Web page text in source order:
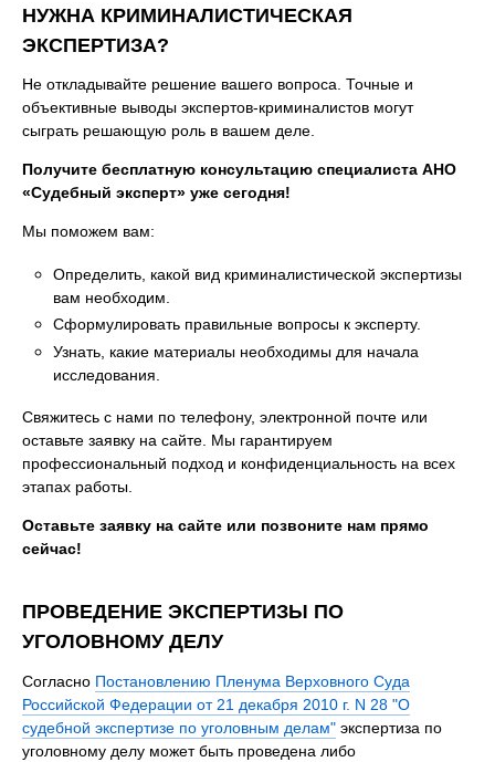
НУЖНА КРИМИНАЛИСТИЧЕСКАЯ
ЭКСПЕРТИЗА?
Не откладывайте решение вашего вопроса. Точные и
объективные выводы экспертов-криминалистов могут
сыграть решающую роль в вашем деле.
Получите бесплатную консультацию специалиста АНО
«Судебный эксперт» уже сегодня!
Мы поможем вам:
Определить, какой вид криминалистической экспертизы
вам необходим.
Сформулировать правильные вопросы к эксперту.
Узнать, какие материалы необходимы для начала
исследования.
Свяжитесь с нами по телефону, электронной почте или
оставьте заявку на сайте. Мы гарантируем
профессиональный подход и конфиденциальность на всех
этапах работы.
Оставьте заявку на сайте или позвоните нам прямо
сейчас!
ПРОВЕДЕНИЕ ЭКСПЕРТИЗЫ ПО
УГОЛОВНОМУ ДЕЛУ
Согласно Постановлению Пленума Верховного Суда
Российской Федерации от 21 декабря 2010 г. N 28 "О
судебной экспертизе по уголовным делам" экспертиза по
уголовному делу может быть проведена либо